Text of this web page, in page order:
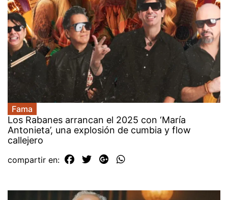
Fama
Los Rabanes arrancan el 2025 con ‘María
Antonieta’, una explosión de cumbia y flow
callejero
compartir en: